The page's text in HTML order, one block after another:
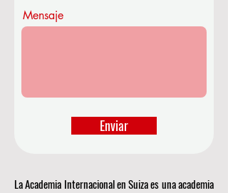
La Academia Internacional en Suiza es una academia
Mensaje
Enviar